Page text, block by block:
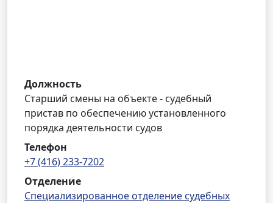
Должность
Старший смены на объекте - судебный
пристав по обеспечению установленного
порядка деятельности судов
Телефон
+7 (416) 233-7202
Отделение
Специализированное отделение судебных